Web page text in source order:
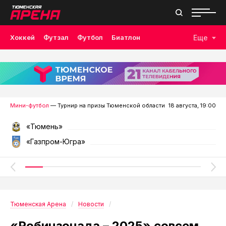
Хоккей Футзал Футбол Биатлон
Лыжные гонки Волейбол Плавание Дзюдо
Скалолазание Велоспорт Бокс
Еще
Мини-футбол — Турнир на призы Тюменской области 18 августа, 19:00
«Тюмень»
«Газпром-Югра»
Тюменская Арена Новости